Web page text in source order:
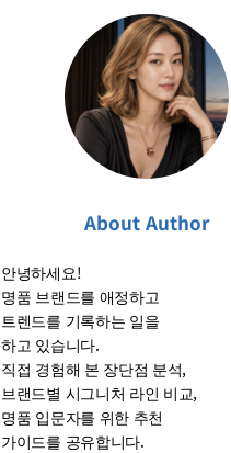
About Author
안녕하세요!
명품 브랜드를 애정하고
트렌드를 기록하는 일을
하고 있습니다.
직접 경험해 본 장단점 분석,
브랜드별 시그니처 라인 비교,
명품 입문자를 위한 추천
가이드를 공유합니다.